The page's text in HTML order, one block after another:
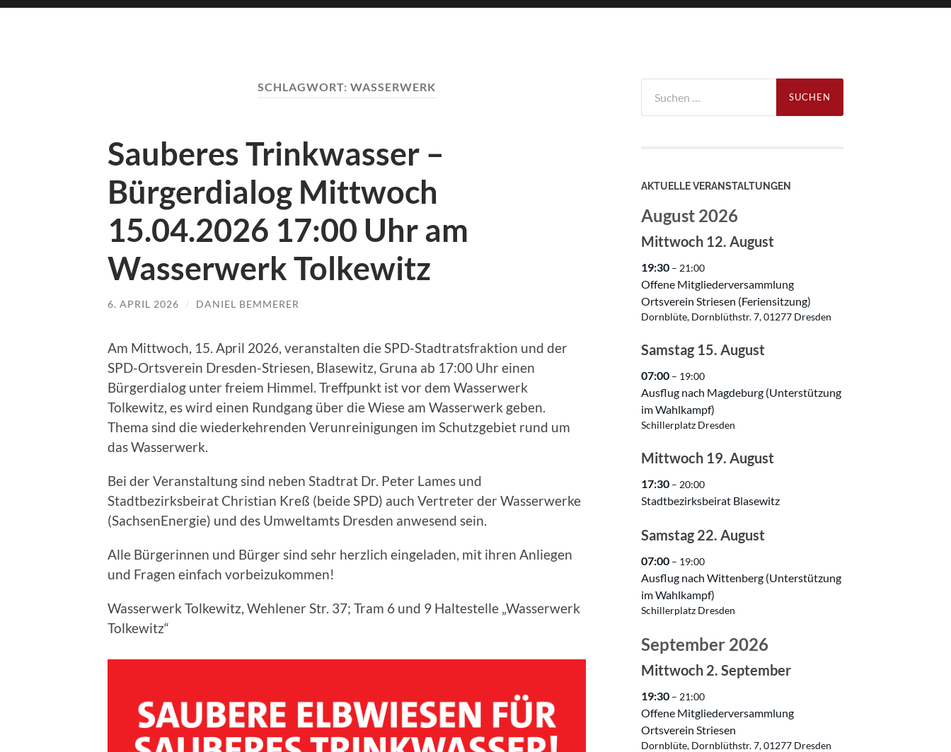
SCHLAGWORT: WASSERWERK
Sauberes Trinkwasser –
Bürgerdialog Mittwoch
15.04.2026 17:00 Uhr am
Wasserwerk Tolkewitz
6. APRIL 2026 / DANIEL BEMMERER
Am Mittwoch, 15. April 2026, veranstalten die SPD-Stadtratsfraktion und der
SPD-Ortsverein Dresden-Striesen, Blasewitz, Gruna ab 17:00 Uhr einen
Bürgerdialog unter freiem Himmel. Treffpunkt ist vor dem Wasserwerk
Tolkewitz, es wird einen Rundgang über die Wiese am Wasserwerk geben.
Thema sind die wiederkehrenden Verunreinigungen im Schutzgebiet rund um
das Wasserwerk.
Bei der Veranstaltung sind neben Stadtrat Dr. Peter Lames und
Stadtbezirksbeirat Christian Kreß (beide SPD) auch Vertreter der Wasserwerke
(SachsenEnergie) und des Umweltamts Dresden anwesend sein.
Alle Bürgerinnen und Bürger sind sehr herzlich eingeladen, mit ihren Anliegen
und Fragen einfach vorbeizukommen!
Wasserwerk Tolkewitz, Wehlener Str. 37; Tram 6 und 9 Haltestelle „Wasserwerk
Tolkewitz“
nach:
AKTUELLE VERANSTALTUNGEN
August 2026
Mittwoch 12. August
19:30 – 21:00
Offene Mitgliederversammlung
Ortsverein Striesen (Feriensitzung)
Dornblüte, Dornblüthstr. 7, 01277 Dresden
Samstag 15. August
07:00 – 19:00
Ausflug nach Magdeburg (Unterstützung
im Wahlkampf)
Schillerplatz Dresden
Mittwoch 19. August
17:30 – 20:00
Stadtbezirksbeirat Blasewitz
Samstag 22. August
07:00 – 19:00
Ausflug nach Wittenberg (Unterstützung
im Wahlkampf)
Schillerplatz Dresden
September 2026
Mittwoch 2. September
19:30 – 21:00
Offene Mitgliederversammlung
Ortsverein Striesen
Dornblüte, Dornblüthstr. 7, 01277 Dresden